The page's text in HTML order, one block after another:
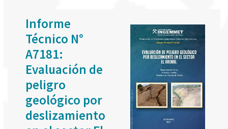
Informe
Técnico N°
A7181:
Evaluación de
peligro
geológico por
deslizamiento